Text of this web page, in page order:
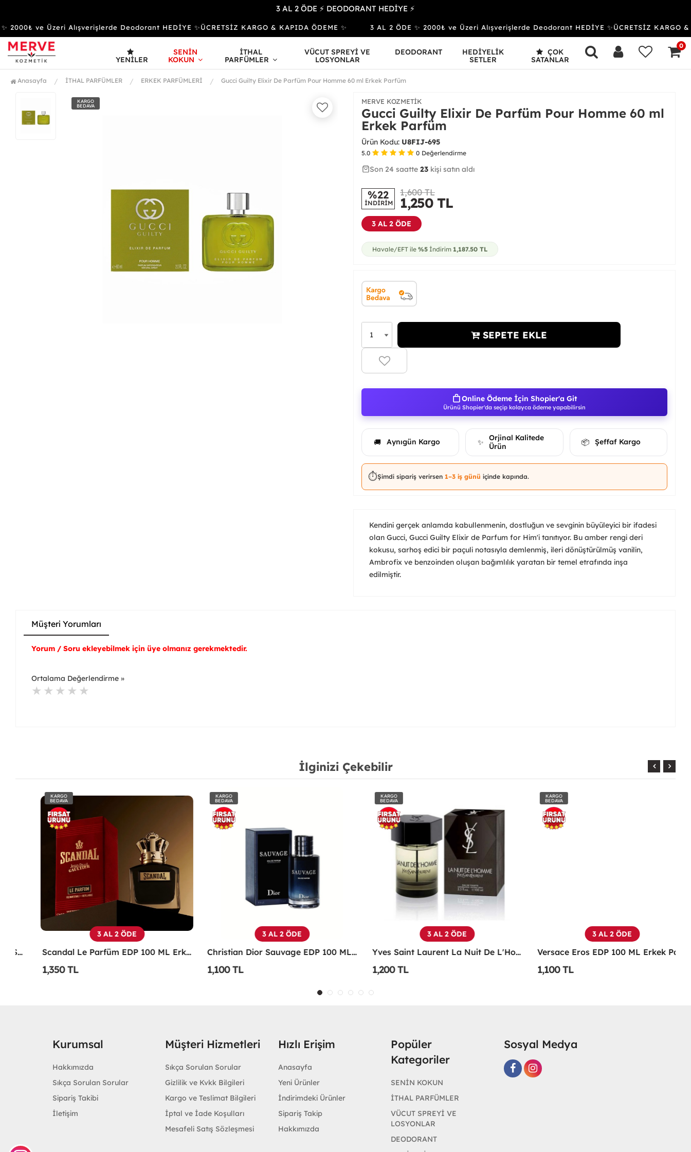
3 AL 2 ÖDE ⚡ DEODORANT HEDİYE ⚡
ve Üzeri Alışverişlerde Deodorant HEDİYE ✨ÜCRETSİZ KARGO & KAPIDA ÖDEME ✨ 3 AL 2 ÖDE ✨ 2000₺ ve Üzeri Alışverişlerde Deodorant HEDİYE ✨ÜCRETSİZ KARGO &
YENILER
SENİN
KOKUN
İTHAL
PARFÜMLER
VÜCUT SPREYİ VE
LOSYONLAR
DEODORANT
HEDİYELİK
SETLER
ÇOK
SATANLAR
0
Anasayfa İTHAL PARFÜMLER ERKEK PARFÜMLERİ Gucci Guilty Elixir De Parfüm Pour Homme 60 ml Erkek Parfüm
KARGO
BEDAVA
MERVE KOZMETIK
Gucci Guilty Elixir De Parfüm Pour Homme 60 ml
Erkek Parfüm
Ürün Kodu: U8FIJ-695
5.0 0 Değerlendirme
30 62
Son 24 saatte 23 kişi satın aldı
%22
İNDİRİM
1,600 TL
1,250 TL
3 AL 2 ÖDE
Havale/EFT ile %5 İndirim 1,187.50 TL
SEPETE EKLE
Online Ödeme İçin Shopier'a Git
Ürünü Shopier'da seçip kolayca ödeme yapabilirsin
🚚 Aynıgün Kargo ✨
Orjinal Kalitede
Ürün
📦 Şeffaf Kargo
⏱️Şimdi sipariş verirsen 1–3 iş günü içinde kapında.
Kendini gerçek anlamda kabullenmenin, dostluğun ve sevginin büyüleyici bir ifadesi
olan Gucci, Gucci Guilty Elixir de Parfum for Him'i tanıtıyor. Bu amber rengi deri
kokusu, sarhoş edici bir paçuli notasıyla demlenmiş, ileri dönüştürülmüş vanilin,
Ambrofix ve benzoinden oluşan bağımlılık yaratan bir temel etrafında inşa
edilmiştir.
Müşteri Yorumları
Yorum / Soru ekleyebilmek için üye olmanız gerekmektedir.
Ortalama Değerlendirme »
İlginizi Çekebilir
KARGO
BEDAVA
3 AL 2 ÖDE
Scandal Le Parfüm EDP 100 ML Erkek Parfüm -
1,350 TL
3 AL 2 ÖDE
Christian Dior Sauvage EDP 100 ML Erkek Parfüm - CDDS
1,100 TL
3 AL 2 ÖDE
Yves Saint Laurent La Nuit De L'Homme Edt 100 ML Erkek Parfüm - YSNL
1,200 TL
3 AL 2 ÖDE
Versace Eros EDP 100 ML Erkek Parfüm - VEEP
1,100 TL
Kurumsal
Hakkımızda
Sıkça Sorulan Sorular
Sipariş Takibi
İletişim
Müşteri Hizmetleri
Sıkça Sorulan Sorular
Gizlilik ve Kvkk Bilgileri
Kargo ve Teslimat Bilgileri
İptal ve İade Koşulları
Mesafeli Satış Sözleşmesi
Hızlı Erişim
Anasayfa
Yeni Ürünler
İndirimdeki Ürünler
Sipariş Takip
Hakkımızda
Popüler
Kategoriler
SENİN KOKUN
İTHAL PARFÜMLER
VÜCUT SPREYİ VE
LOSYONLAR
DEODORANT
Sosyal Medya